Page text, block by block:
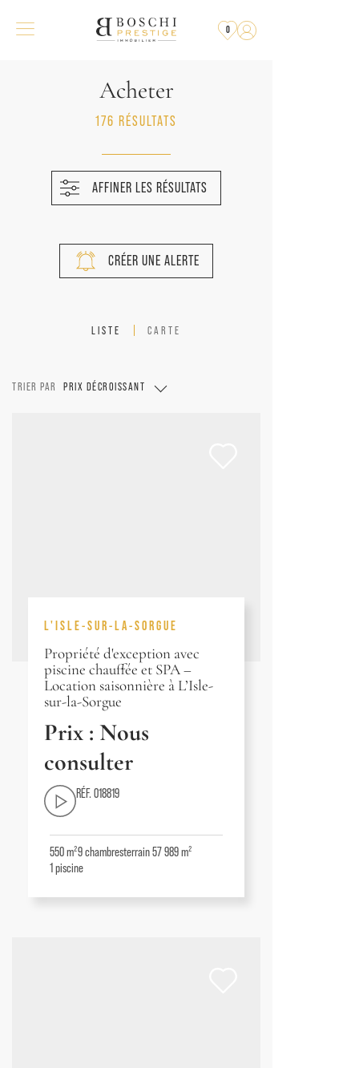
0
Acheter
176 RÉSULTATS
AFFINER LES RÉSULTATS
CRÉER UNE ALERTE
LISTE CARTE
TRIER PAR PRIX DÉCROISSANT
L'ISLE-SUR-LA-SORGUE
Propriété d'exception avec
piscine chauffée et SPA –
Location saisonnière à L’Isle-
sur-la-Sorgue
Prix : Nous
consulter
RÉF. 018819
550 m²9chambresterrain 57 989 m²
1piscine